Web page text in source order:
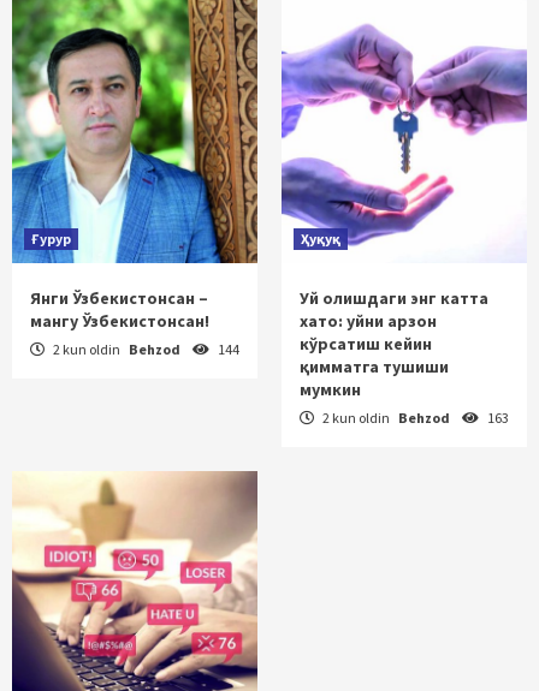
Ғурур
Янги Ўзбекистонсан –
мангу Ўзбекистонсан!
2 kun oldin Behzod 144
Ҳуқуқ
Уй олишдаги энг катта
хато: уйни арзон
кўрсатиш кейин
қимматга тушиши
мумкин
2 kun oldin Behzod 163